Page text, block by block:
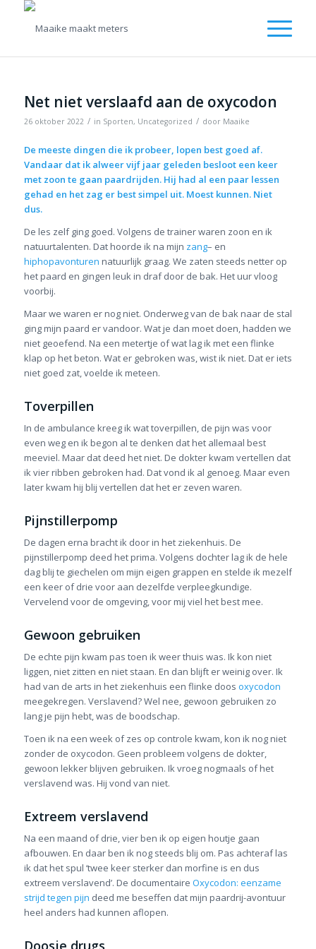
Net niet verslaafd aan de oxycodon
26 oktober 2022 / in Sporten, Uncategorized / door Maaike
De meeste dingen die ik probeer, lopen best goed af.
Vandaar dat ik alweer vijf jaar geleden besloot een keer
met zoon te gaan paardrijden. Hij had al een paar lessen
gehad en het zag er best simpel uit. Moest kunnen. Niet
dus.
De les zelf ging goed. Volgens de trainer waren zoon en ik
natuurtalenten. Dat hoorde ik na mijn zang– en
hiphopavonturen natuurlijk graag. We zaten steeds netter op
het paard en gingen leuk in draf door de bak. Het uur vloog
voorbij.
Maar we waren er nog niet. Onderweg van de bak naar de stal
ging mijn paard er vandoor. Wat je dan moet doen, hadden we
niet geoefend. Na een metertje of wat lag ik met een flinke
klap op het beton. Wat er gebroken was, wist ik niet. Dat er iets
niet goed zat, voelde ik meteen.
Toverpillen
In de ambulance kreeg ik wat toverpillen, de pijn was voor
even weg en ik begon al te denken dat het allemaal best
meeviel. Maar dat deed het niet. De dokter kwam vertellen dat
ik vier ribben gebroken had. Dat vond ik al genoeg. Maar even
later kwam hij blij vertellen dat het er zeven waren.
Pijnstillerpomp
De dagen erna bracht ik door in het ziekenhuis. De
pijnstillerpomp deed het prima. Volgens dochter lag ik de hele
dag blij te giechelen om mijn eigen grappen en stelde ik mezelf
een keer of drie voor aan dezelfde verpleegkundige.
Vervelend voor de omgeving, voor mij viel het best mee.
Gewoon gebruiken
De echte pijn kwam pas toen ik weer thuis was. Ik kon niet
liggen, niet zitten en niet staan. En dan blijft er weinig over. Ik
had van de arts in het ziekenhuis een flinke doos oxycodon
meegekregen. Verslavend? Wel nee, gewoon gebruiken zo
lang je pijn hebt, was de boodschap.
Toen ik na een week of zes op controle kwam, kon ik nog niet
zonder de oxycodon. Geen probleem volgens de dokter,
gewoon lekker blijven gebruiken. Ik vroeg nogmaals of het
verslavend was. Hij vond van niet.
Extreem verslavend
Na een maand of drie, vier ben ik op eigen houtje gaan
afbouwen. En daar ben ik nog steeds blij om. Pas achteraf las
ik dat het spul ‘twee keer sterker dan morfine is en dus
extreem verslavend’. De documentaire Oxycodon: eenzame
strijd tegen pijn deed me beseffen dat mijn paardrij-avontuur
heel anders had kunnen aflopen.